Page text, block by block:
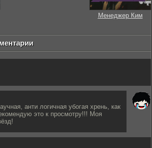
Менеджер Ким
анти логичная убогая хрень, как
это к просмотру!!! Моя